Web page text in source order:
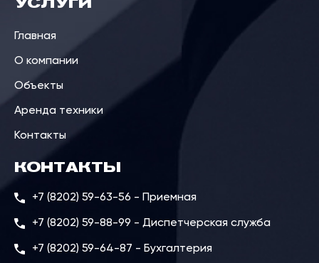
Главная
О компании
Объекты
Аренда техники
Контакты
КОНТАКТЫ
+7 (8202) 59-63-56 - Приемная
+7 (8202) 59-88-99 - Диспетчерская служба
+7 (8202) 59-64-87 - Бухгалтерия